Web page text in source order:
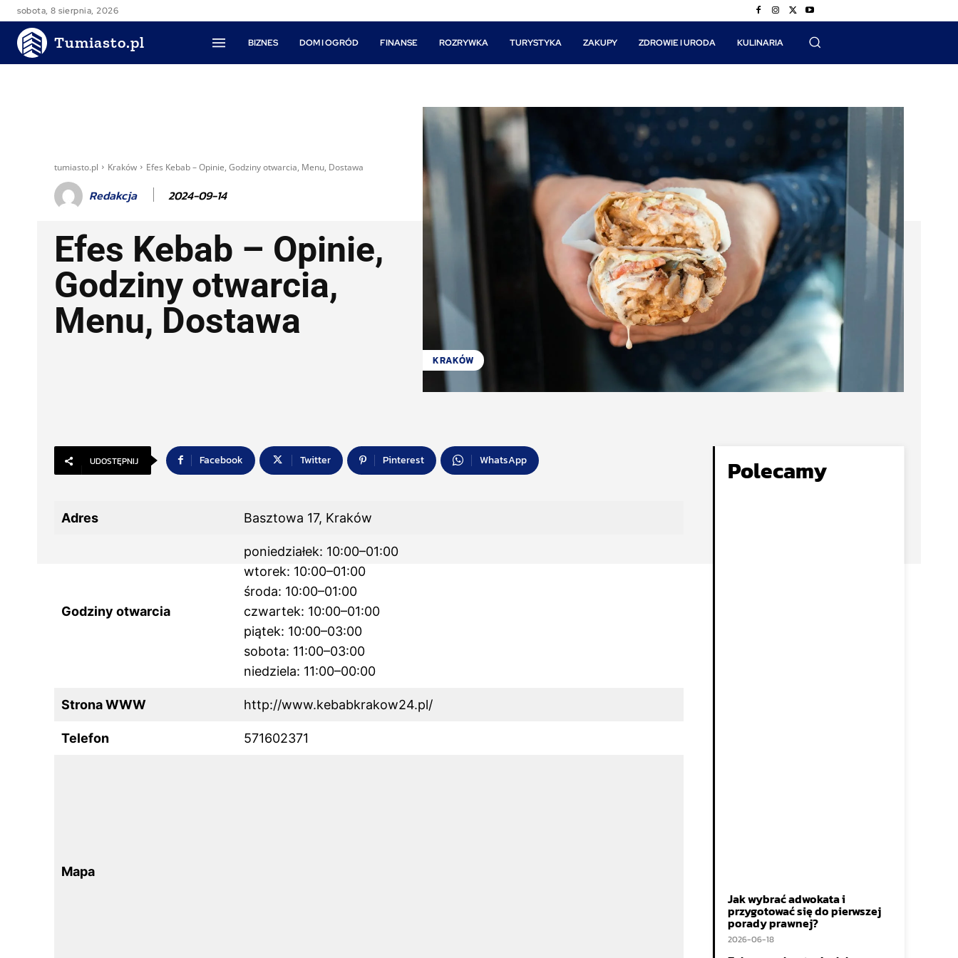
sobota, 8 sierpnia, 2026
Tumiasto.pl BIZNES DOM I OGRÓD FINANSE ROZRYWKA TURYSTYKA ZAKUPY ZDROWIE I URODA KULINARIA
tumiasto.pl Kraków Efes Kebab – Opinie, Godziny otwarcia, Menu, Dostawa
Redakcja 2024-09-14
Efes Kebab – Opinie,
Godziny otwarcia,
Menu, Dostawa
KRAKÓW
UDOSTĘPNIJ Facebook Twitter Pinterest WhatsApp
Adres Basztowa 17, Kraków
Godziny otwarcia
poniedziałek: 10:00–01:00
wtorek: 10:00–01:00
środa: 10:00–01:00
czwartek: 10:00–01:00
piątek: 10:00–03:00
sobota: 11:00–03:00
niedziela: 11:00–00:00
Strona WWW http://www.kebabkrakow24.pl/
Telefon 571602371
Mapa
Polecamy
Jak wybrać adwokata i
przygotować się do pierwszej
porady prawnej?
2026-06-18